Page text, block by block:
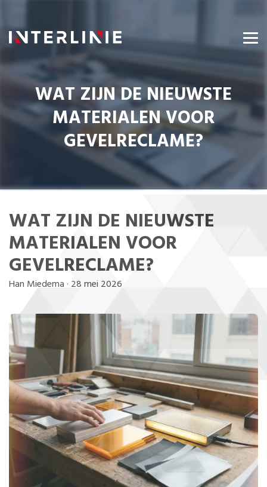
WAT ZIJN DE NIEUWSTE
MATERIALEN VOOR
GEVELRECLAME?
WAT ZIJN DE NIEUWSTE
MATERIALEN VOOR
GEVELRECLAME?
Han Miedema · 28 mei 2026